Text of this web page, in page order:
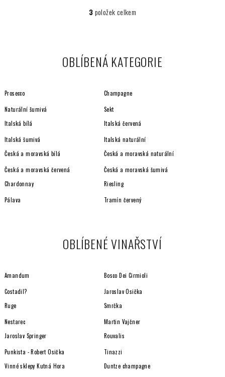
O
d
í
p
r
k
y
v
ý
p
i
3položek celkem
OBLÍBENÁ KATEGORIE
Prosecco Champagne
Naturální šumivá
Sekt
Italská bílá
Italská červená
Italská šumivá
Italská naturální
Česká a moravská bílá
Česká a moravská naturální
Česká a moravská červená
Česká a moravská šumivá
Chardonnay
Riesling
Pálava Tramín červený
OBLÍBENÉ VINAŘSTVÍ
Amandum Bosco Dei Cirmioli
Costadil?
Jaroslav Osička
Ruge
Smrčka
Nestarec
Martin Vajčner
Jaroslav Springer
Rouvalis
Punkista - Robert Osička
Tinazzi
Vinné sklepy Kutná Hora
Duntze champagne